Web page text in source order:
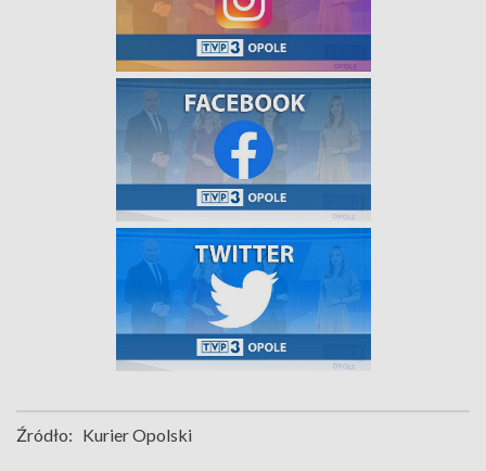
Źródło: Kurier Opolski